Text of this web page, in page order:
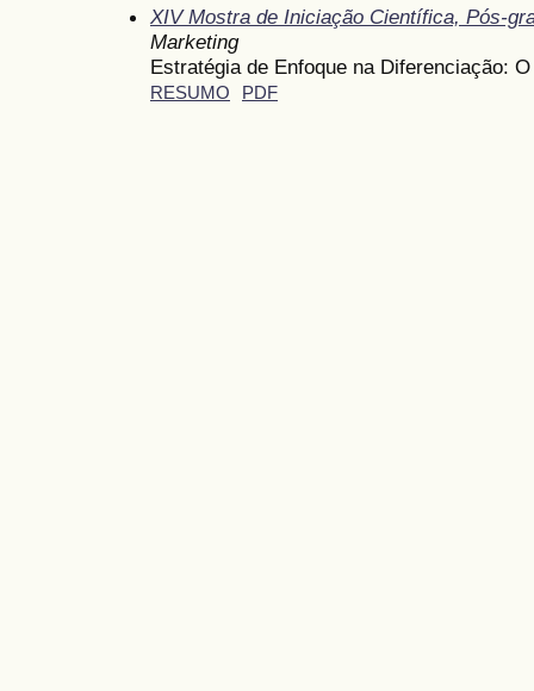
XIV Mostra de Iniciação Científica, Pós-
Marketing
Estratégia de Enfoque na Diferenciação:
RESUMO PDF